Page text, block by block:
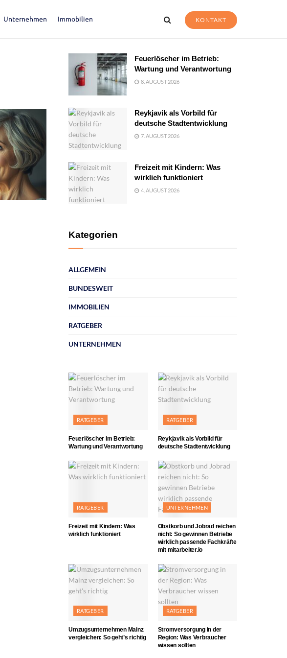
Unternehmen Immobilien KONTAKT
Feuerlöscher im Betrieb:
Wartung und Verantwortung
8. AUGUST 2026
Reykjavik als Vorbild für
deutsche Stadtentwicklung
7. AUGUST 2026
Freizeit mit Kindern: Was
wirklich funktioniert
4. AUGUST 2026
Kategorien
ALLGEMEIN
BUNDESWEIT
IMMOBILIEN
RATGEBER
UNTERNEHMEN
RATGEBER
Feuerlöscher im Betrieb:
Wartung und Verantwortung
RATGEBER
Reykjavik als Vorbild für
deutsche Stadtentwicklung
RATGEBER
Freizeit mit Kindern: Was
wirklich funktioniert
UNTERNEHMEN
Obstkorb und Jobrad reichen
nicht: So gewinnen Betriebe
wirklich passende Fachkräfte
mit mitarbeiter.io
RATGEBER
Umzugsunternehmen Mainz
vergleichen: So geht’s richtig
RATGEBER
Stromversorgung in der
Region: Was Verbraucher
wissen sollten